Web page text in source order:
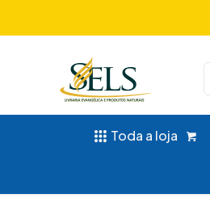
Toda a loja